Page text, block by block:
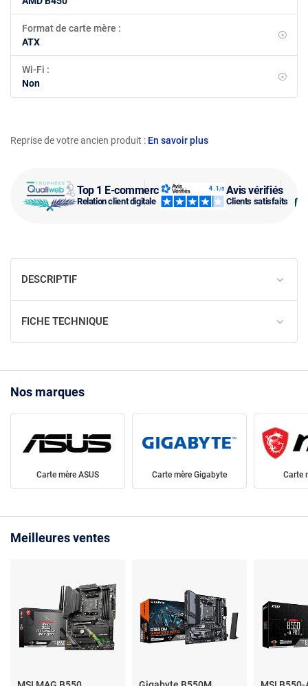
Top 1 E-commerce
Relation client digitale
Avis vérifiés
Clients satisfaits
Reprise de votre ancien produit : En savoir plus
Format de carte mère :
ATX
Wi-Fi :
Non
DESCRIPTIF
FICHE TECHNIQUE
Nos marques
Carte mère ASUS Carte mère Gigabyte Carte
Meilleures ventes